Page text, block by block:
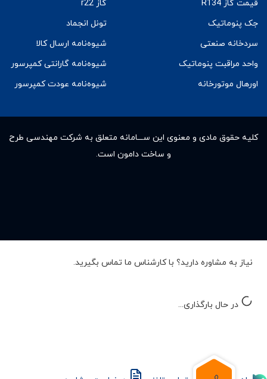
قیمت گاز R134
جک پنوماتیک
سردخانه صنعتی
واحد مراقبت پنوماتیک
اورهال موتورخانه
گاز r22
تونل انجماد
شیوه‌نامه ارسال کالا
شیوه‌نامه گارانتی کمپرسور
شیوه‌نامه عودت کمپرسور
کلیه حقوق مادى و معنوى این ســـامانه متعلق به شرکت مهندسی طرح
و ساخت دامون است.
نیاز به مشاوره دارید؟ با کارشناس ما تماس بگیرید.
در حال بارگذاری...